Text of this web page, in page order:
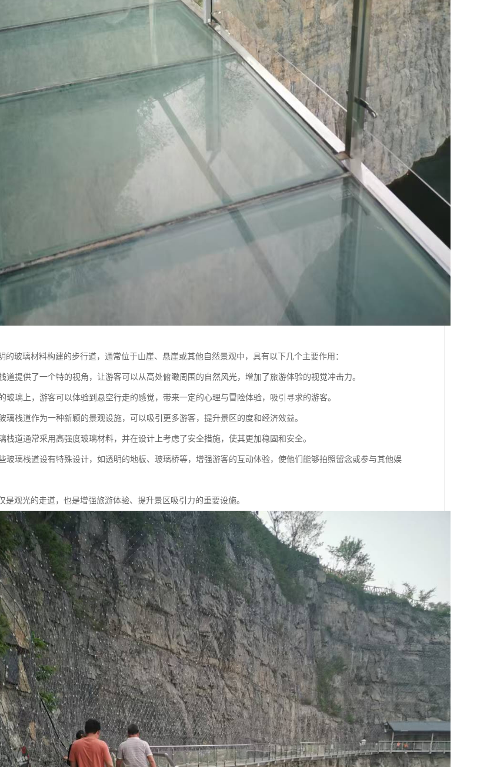
的玻璃材料构建的步行道，通常位于山崖、悬崖或其他自然景观中，具有以下几个主要作用：
道提供了一个特的视角，让游客可以从高处俯瞰周围的自然风光，增加了旅游体验的视觉冲击力。
玻璃上，游客可以体验到悬空行走的感觉，带来一定的心理与冒险体验，吸引寻求的游客。
栈道作为一种新颖的景观设施，可以吸引更多游客，提升景区的度和经济效益。
道通常采用高强度玻璃材料，并在设计上考虑了安全措施，使其更加稳固和安全。
玻璃栈道设有特殊设计，如透明的地板、玻璃桥等，增强游客的互动体验，使他们能够拍照留念或参与其他娱
是观光的走道，也是增强旅游体验、提升景区吸引力的重要设施。